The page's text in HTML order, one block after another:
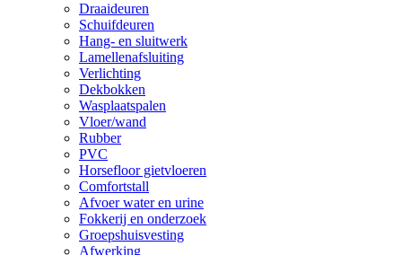
Draaideuren
Schuifdeuren
Hang- en sluitwerk
Lamellenafsluiting
Verlichting
Dekbokken
Wasplaatspalen
Vloer/wand
Rubber
PVC
Horsefloor gietvloeren
Comfortstall
Afvoer water en urine
Fokkerij en onderzoek
Groepshuisvesting
Afwerking